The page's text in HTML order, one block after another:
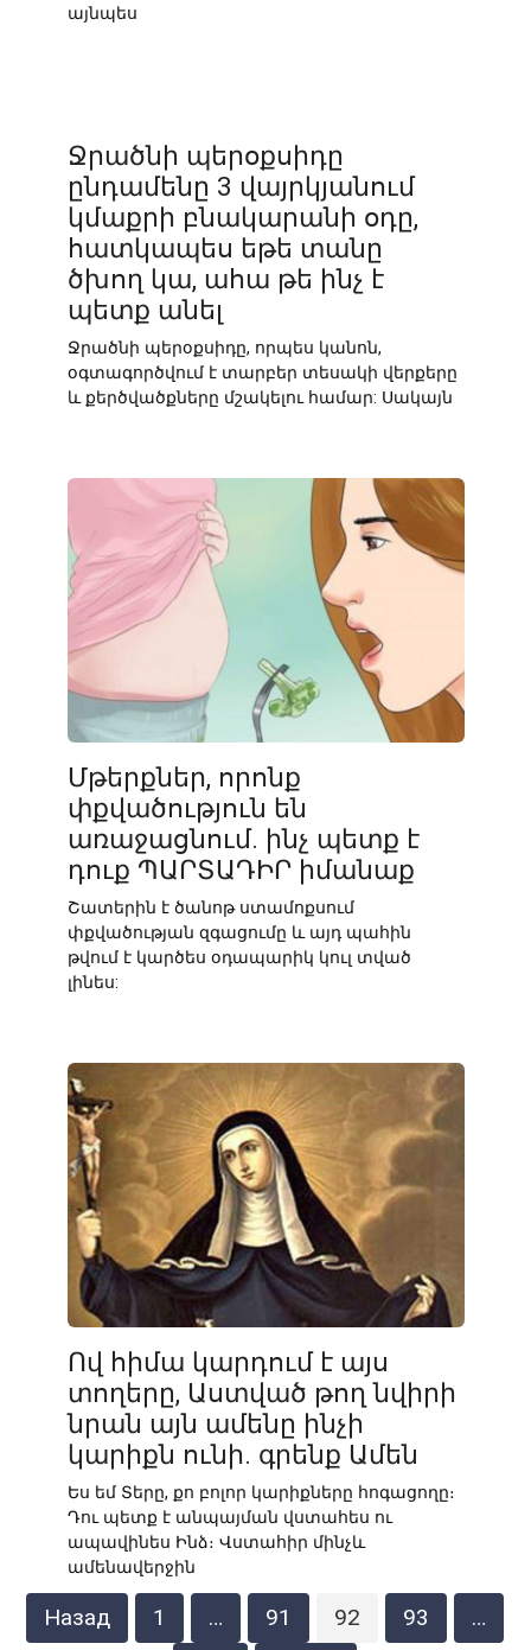
այնպես
Ջրածնի պերօքսիդը
ընդամենը 3 վայրկյանում
կմաքրի բնակարանի օդը,
հատկապես եթե տանը
ծխող կա, ահա թե ինչ է
պետք անել
Ջրածնի պերօքսիդը, որպես կանոն,
օգտագործվում է տարբեր տեսակի վերքերը
և քերծվածքները մշակելու համար: Սակայն
Մթերքներ, որոնք
փքվածություն են
առաջացնում. ինչ պետք է
դուք ՊԱՐՏԱԴԻՐ իմանաք
Շատերին է ծանոթ ստամոքսում
փքվածության զգացումը և այդ պահին
թվում է կարծես օդապարիկ կուլ տված
լինես:
Ով հիմա կարդում է այս
տողերը, Աստված թող նվիրի
նրան այն ամենը ինչի
կարիքն ունի. գրենք Ամեն
Ես եմ Տերը, քո բոլոր կարիքները հոգացողը։
Դու պետք է անպայման վստահես ու
ապավինես Ինձ։ Վստահիր մինչև
ամենավերջին
Пагинация
записей
Назад 1 … 91 92 93 …